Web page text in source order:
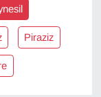
Piraziz